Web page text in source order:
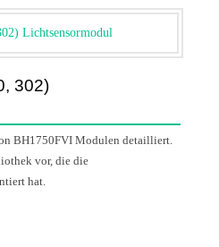
302)
BH1750FVI Modulen detailliert.
vor, die die
hat.